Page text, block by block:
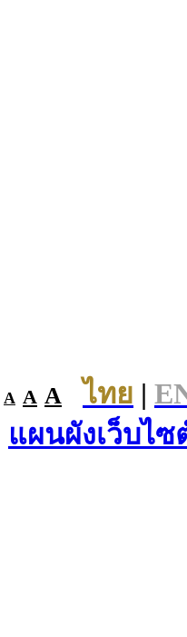
A A A ไทย |
แผนผังเว็บไซ